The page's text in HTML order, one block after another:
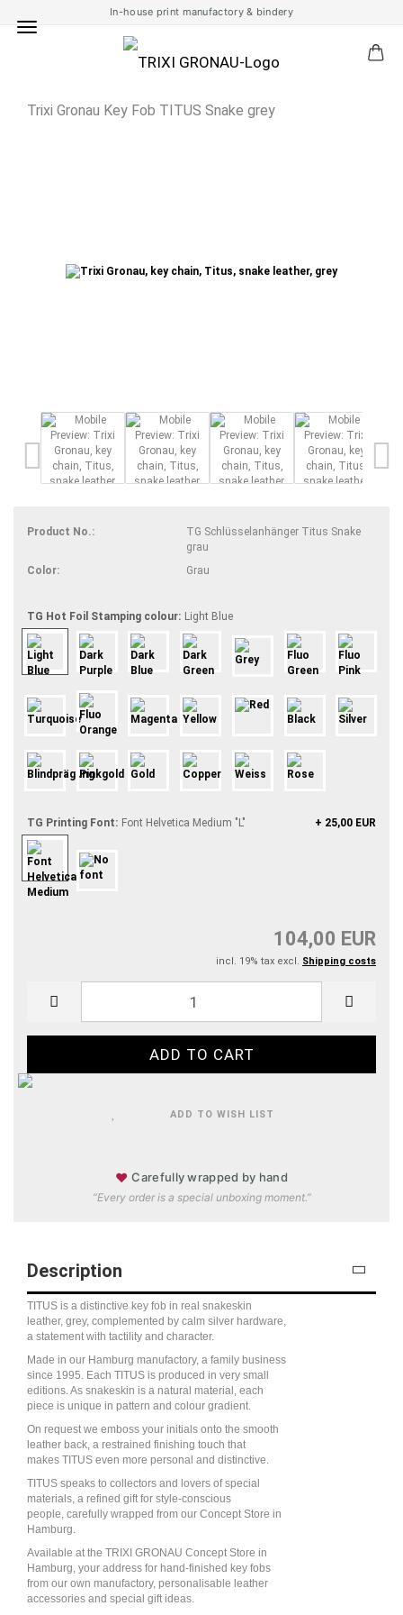
In-house print manufactory & bindery
Trixi Gronau Key Fob TITUS Snake grey
Product No.:
TG Schlüsselanhänger Titus Snake
grau
Color:
Grau
TG Hot Foil Stamping colour: Light Blue
TG Printing Font: Font Helvetica Medium "L" + 25,00 EUR
104,00 EUR
incl. 19% tax excl. Shipping costs
ADD TO WISH LIST
♥ Carefully wrapped by hand
“Every order is a special unboxing moment.”
Description
TITUS is a distinctive key fob in real snakeskin
leather, grey, complemented by calm silver hardware,
a statement with tactility and character.
Made in our Hamburg manufactory, a family business
since 1995. Each TITUS is produced in very small
editions. As snakeskin is a natural material, each
piece is unique in pattern and colour gradient.
On request we emboss your initials onto the smooth
leather back, a restrained finishing touch that
makes TITUS even more personal and distinctive.
TITUS speaks to collectors and lovers of special
materials, a refined gift for style-conscious
people, carefully wrapped from our Concept Store in
Hamburg.
Available at the TRIXI GRONAU Concept Store in
Hamburg, your address for hand-finished key fobs
from our own manufactory, personalisable leather
accessories and special gift ideas.